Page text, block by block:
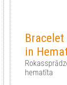
in
hematīta